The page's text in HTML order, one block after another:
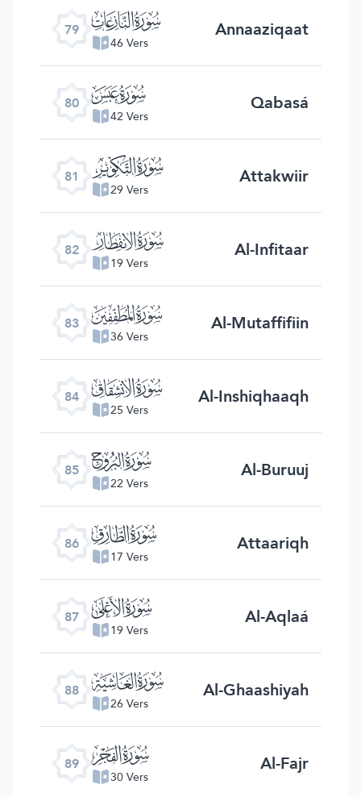
79 ﯼ
46 Vers Annaaziqaat
80 ﯽ
42 Vers Qabasá
81 ﯾ
29 Vers Attakwiir
82 ﯿ
19 Vers Al-Infitaar
83 ﰀ
36 Vers Al-Mutaffifiin
84 ﰁ
25 Vers Al-Inshiqhaaqh
85 ﰂ
22 Vers Al-Buruuj
86 ﰃ
17 Vers Attaariqh
87 ﰄ
19 Vers Al-Aqlaá
88 ﰅ
26 Vers Al-Ghaashiyah
89 ﰆ
30 Vers Al-Fajr